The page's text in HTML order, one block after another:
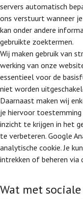
servers automatisch
ons verstuurt wanneer
kan onder andere
gebruikte zoektermen.
Wij maken gebruik van
werking van onze
essentieel voor de
niet worden
Daarnaast maken wij
je hiervoor
inzicht te krijgen in het
te verbeteren. Google
analytische cookie. Je
intrekken of beheren via
Wat met